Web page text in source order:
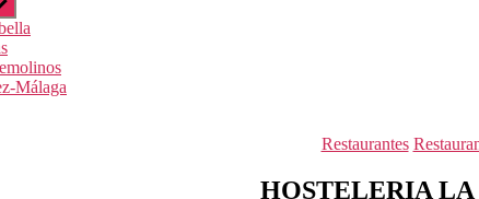
Málaga
Restaurantes
HOSTELERIA LA